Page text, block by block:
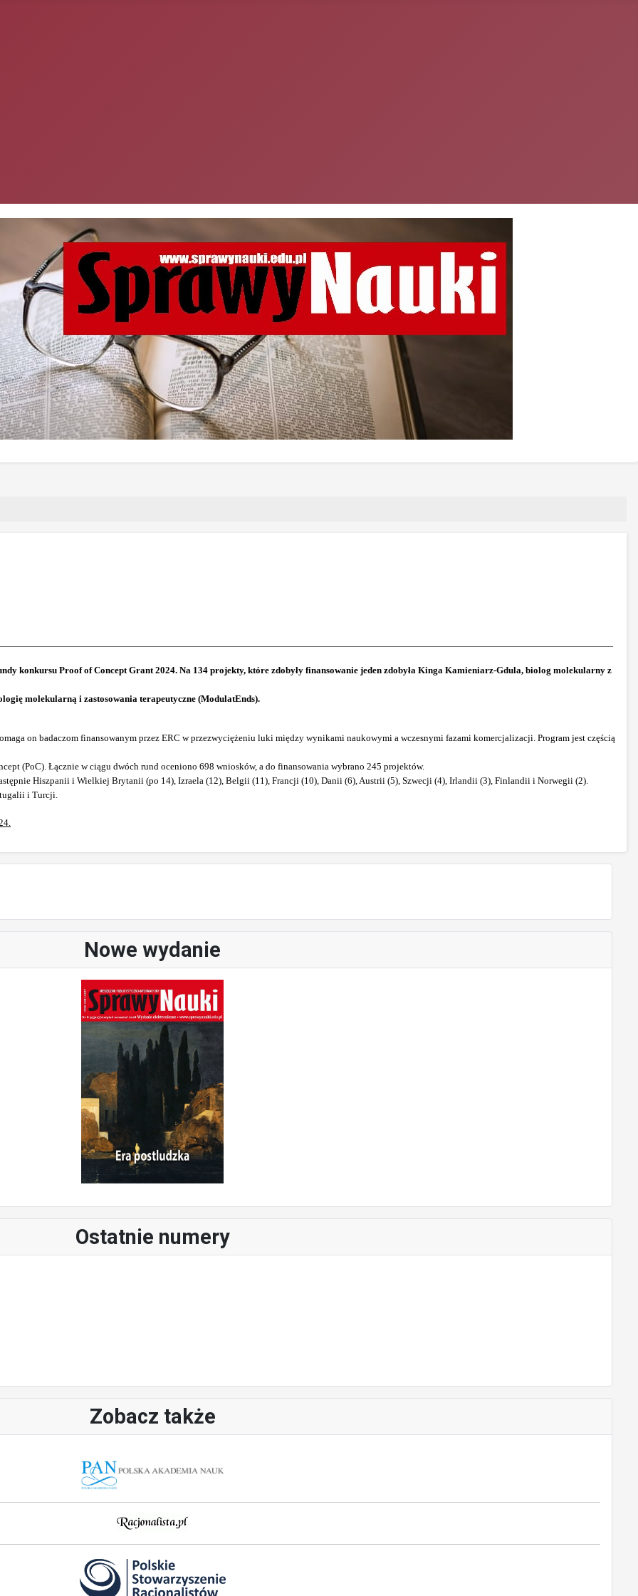
Nowe wydanie
Ostatnie numery
Zobacz także
konkursu Proof of Concept Grant 2024. Na 134 projekty, które zdobyły finansowanie jeden zdobyła Kinga Kamieniarz-Gdula, biolog molekularny z
molekularną i zastosowania terapeutyczne (ModulatEnds).
on badaczom finansowanym przez ERC w przezwyciężeniu luki między wynikami naukowymi a wczesnymi fazami komercjalizacji. Program jest częścią
(PoC). Łącznie w ciągu dwóch rund oceniono 698 wniosków, a do finansowania wybrano 245 projektów.
Hiszpanii i Wielkiej Brytanii (po 14), Izraela (12), Belgii (11), Francji (10), Danii (6), Austrii (5), Szwecji (4), Irlandii (3), Finlandii i Norwegii (2).
i Turcji.